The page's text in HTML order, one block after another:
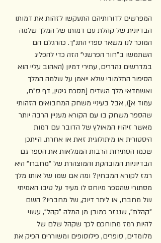
המפרשים לדורותיהם התעקשו לזהות את דמותו
הבדיונית של קהלת עם דמותו של המלך שלמה
המוכר לנו משאר ספרי התנ"ך. כהרגלם הם
השתמשו ב"חור הפרשני" הזה כדי להפליג
במדרשים נהדרים, עתירי דמיון (האהוב עליי הוא
הסיפור התלמודי שלא ייאמן על שלמה המלך
ואשמדאי מלך השדים [מסכת גיטין, דף ס"ח,
עמוד א]), אבל בעיניי משחק המחבואים הזהותי
שהספר משחק בו עם הקורא מעניין הרבה יותר
מאשר זיהויו המאולץ של הדובר עם דמות
היסטורית או מיתולוגית זאת או אחרת. הייתכן
שכמו הסתירות הרבות הממלאות את הספר גם
הבדיוניוּת המובהקת והמוצהרת של "מחברו" היא
רמז לקורא המבחין? ומה אם שמו של אותו מלך
מסתורי שהספר מיוחס לו מעיד על טיבו האמיתי
של מחברו, או ליתר דיוק, של מחבריו? השם
"קהלת", שנגזר כמובן מן המלה "קהל", עשוי
להיות רמז מתוחכם לכך שקהל שלם של
מלומדים, סופרים, פילוסופים ומשוררים הפיק את